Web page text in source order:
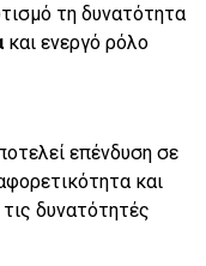
τη δυνατότητα
και ενεργό ρόλο
επένδυση σε
και
δυνατότητές